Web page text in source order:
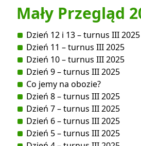
Mały Przegląd
Dzień 12 i 13 – turnus III 2025
Dzień 11 – turnus III 2025
Dzień 10 – turnus III 2025
Dzień 9 – turnus III 2025
Co jemy na obozie?
Dzień 8 – turnus III 2025
Dzień 7 – turnus III 2025
Dzień 6 – turnus III 2025
Dzień 5 – turnus III 2025